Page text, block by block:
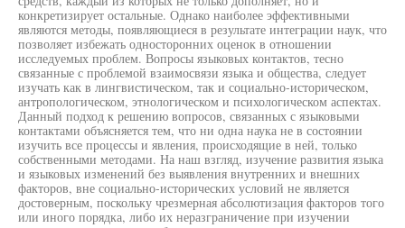
конкретизирует остальные. Однако наиболее эффективными
являются методы, появляющиеся в результате интеграции наук, что
позволяет избежать односторонних оценок в отношении
исследуемых проблем. Вопросы языковых контактов, тесно
связанные с проблемой взаимосвязи языка и общества, следует
изучать как в лингвистическом, так и социально-историческом,
антропологическом, этнологическом и психологическом аспектах.
Данный подход к решению вопросов, связанных с языковыми
контактами объясняется тем, что ни одна наука не в состоянии
изучить все процессы и явления, происходящие в ней, только
собственными методами. На наш взгляд, изучение развития языка
и языковых изменений без выявления внутренних и внешних
факторов, вне социально-исторических условий не является
достоверным, поскольку чрезмерная абсолютизация факторов того
или иного порядка, либо их неразграничение при изучении